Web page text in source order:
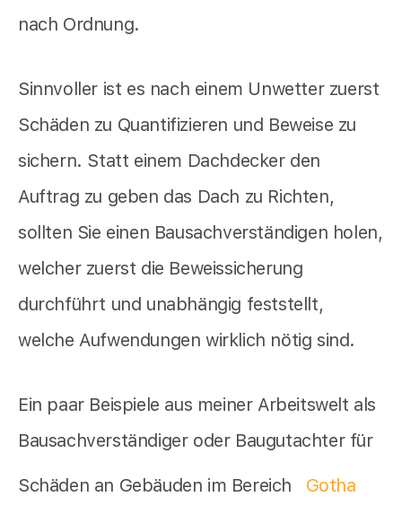
nach Ordnung.
Sinnvoller ist es nach einem Unwetter zuerst
Schäden zu Quantifizieren und Beweise zu
sichern. Statt einem Dachdecker den
Auftrag zu geben das Dach zu Richten,
sollten Sie einen Bausachverständigen holen,
welcher zuerst die Beweissicherung
durchführt und unabhängig feststellt,
welche Aufwendungen wirklich nötig sind.
Ein paar Beispiele aus meiner Arbeitswelt als
Bausachverständiger oder Baugutachter für
Schäden an Gebäuden im Bereich Gotha